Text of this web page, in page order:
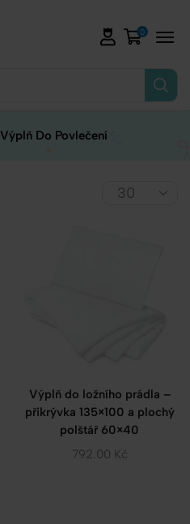
0
Výplň Do Povlečení
Výplň do ložního prádla –
přikrývka 135×100 a plochý
polštář 60×40
792.00 Kč